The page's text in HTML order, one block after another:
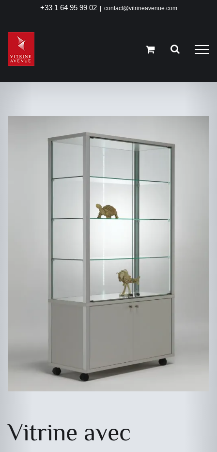
contenu
+33 1 64 95 99 02 contact@vitrineavenue.com
Vitrine avec